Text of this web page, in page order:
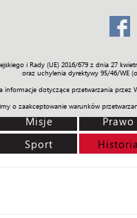
i Rady (UE) 2016/679 z dnia 27
oraz uchylenia dyrektywy 95/46/WE
dotyczące przetwarzania
o zaakceptowanie warunków
Świat Społeczność
Misje
Prawo
Sport Historia